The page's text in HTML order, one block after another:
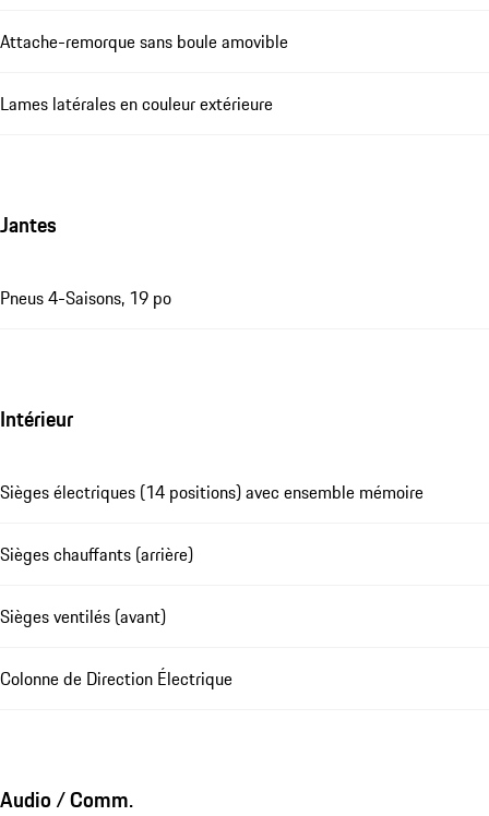
Attache-remorque sans boule amovible
Lames latérales en couleur extérieure
Jantes
Pneus 4-Saisons, 19 po
Intérieur
Sièges électriques (14 positions) avec ensemble mémoire
Sièges chauffants (arrière)
Sièges ventilés (avant)
Colonne de Direction Électrique
Audio / Comm.